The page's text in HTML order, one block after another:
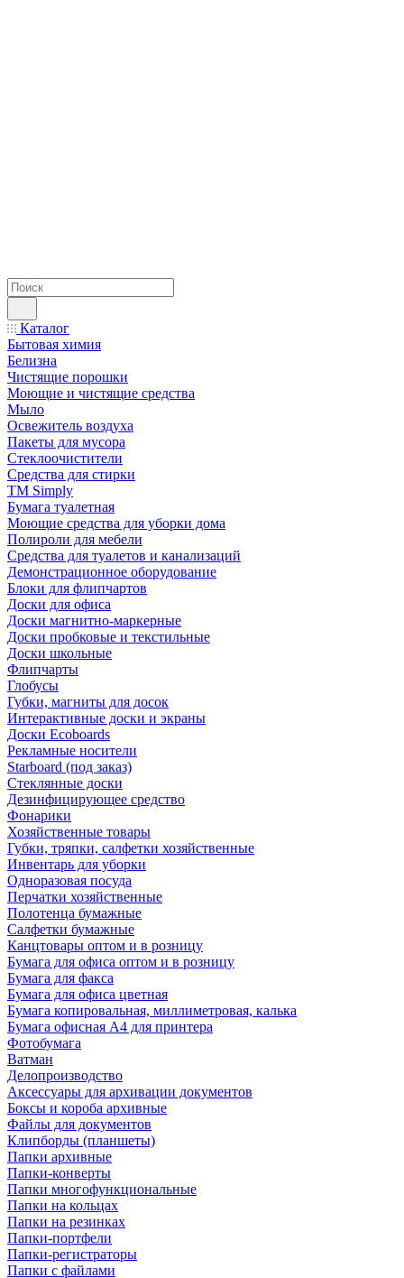
Каталог
Бытовая химия
Белизна
Чистящие порошки
Моющие и чистящие средства
Мыло
Освежитель воздуха
Пакеты для мусора
Стеклоочистители
Средства для стирки
TM Simply
Бумага туалетная
Моющие средства для уборки дома
Полироли для мебели
Средства для туалетов и канализаций
Демонстрационное оборудование
Блоки для флипчартов
Доски для офиса
Доски магнитно-маркерные
Доски пробковые и текстильные
Доски школьные
Флипчарты
Глобусы
Губки, магниты для досок
Интерактивные доски и экраны
Доски Ecoboards
Рекламные носители
Starboard (под заказ)
Стеклянные доски
Дезинфицирующее средство
Фонарики
Хозяйственные товары
Губки, тряпки, салфетки хозяйственные
Инвентарь для уборки
Одноразовая посуда
Перчатки хозяйственные
Полотенца бумажные
Салфетки бумажные
Канцтовары оптом и в розницу
Бумага для офиса оптом и в розницу
Бумага для факса
Бумага для офиса цветная
Бумага копировальная, миллиметровая, калька
Бумага офисная А4 для принтера
Фотобумага
Ватман
Делопроизводство
Аксессуары для архивации документов
Боксы и короба архивные
Файлы для документов
Клипборды (планшеты)
Папки архивные
Папки-конверты
Папки многофункциональные
Папки на кольцах
Папки на резинках
Папки-портфели
Папки-регистраторы
Папки с файлами